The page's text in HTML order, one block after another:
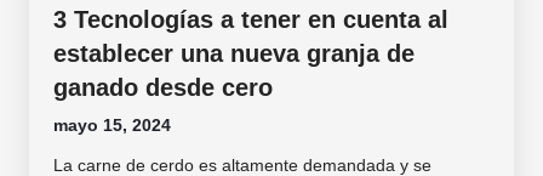
3 Tecnologías a tener en cuenta al
establecer una nueva granja de
ganado desde cero
mayo 15, 2024
La carne de cerdo es altamente demandada y se